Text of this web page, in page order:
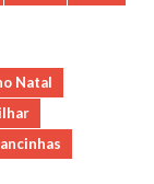
Natal